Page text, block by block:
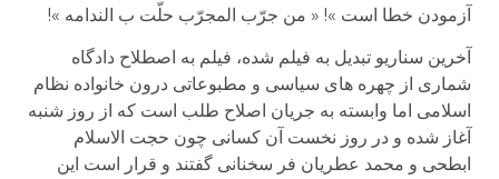
آزمودن خطا است »! « من جرّب المجرّب حلّت ب الندامه »!
آخرین سناریو تبدیل به فیلم شده، فیلم به اصطلاح دادگاه
شماری از چهره های سیاسی و مطبوعاتی درون خانواده نظام
اسلامی اما وابسته به جریان اصلاح طلب است که از روز شنبه
آغاز شده و در روز نخست آن کسانی چون حجت الاسلام
ابطحی و محمد عطریان فر سخنانی گفتند و قرار است این